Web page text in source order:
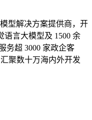
型解决方案提供商，开
言大模型及 1500 余
务超 3000 家政企客
聚数十万海内外开发